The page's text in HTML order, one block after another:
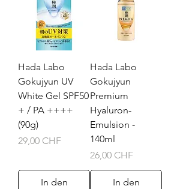
Hada Labo
Gokujyun UV
White Gel SPF50
+ / PA ++++
(90g)
Preis
29,00 CHF
In den
Hada Labo
Gokujyun
Premium
Hyaluron-
Emulsion -
140ml
Preis
26,00 CHF
In den